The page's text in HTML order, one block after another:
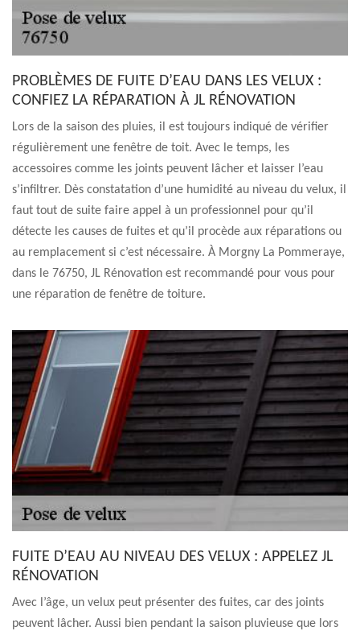
PROBLÈMES DE FUITE D’EAU DANS LES VELUX :
CONFIEZ LA RÉPARATION À JL RÉNOVATION
Lors de la saison des pluies, il est toujours indiqué de vérifier
régulièrement une fenêtre de toit. Avec le temps, les
accessoires comme les joints peuvent lâcher et laisser l’eau
s’infiltrer. Dès constatation d’une humidité au niveau du velux, il
faut tout de suite faire appel à un professionnel pour qu’il
détecte les causes de fuites et qu’il procède aux réparations ou
au remplacement si c’est nécessaire. À Morgny La Pommeraye,
dans le 76750, JL Rénovation est recommandé pour vous pour
une réparation de fenêtre de toiture.
FUITE D’EAU AU NIVEAU DES VELUX : APPELEZ JL
RÉNOVATION
Avec l’âge, un velux peut présenter des fuites, car des joints
peuvent lâcher. Aussi bien pendant la saison pluvieuse que lors